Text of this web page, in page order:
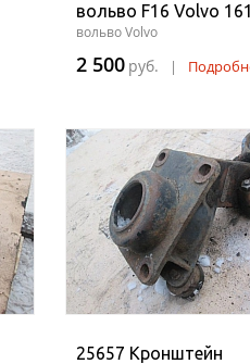
вольво F16 Volvo
вольво Volvo
2 500 руб. |
25657 Кронштейн